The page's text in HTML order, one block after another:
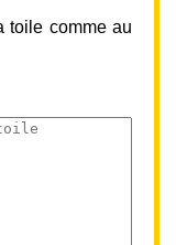
toile comme au